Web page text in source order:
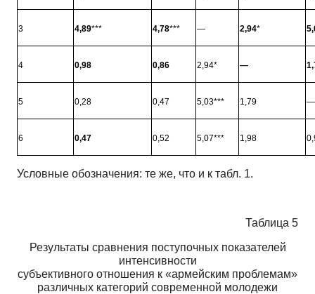
3 4,89*** 4,78*** — 2,94*
4 0,98 0,86 2,94* —
5 0,28 0,47 5,03*** 1,79 —
6 0,47 0,52 5,07*** 1,98
Условные обозначения: те же, что и к табл. 1.
Таблица 5
Результаты сравнения поступочных показателей
интенсивности
субъективного отношения к «армейским проблемам»
различных категорий современной молодежи